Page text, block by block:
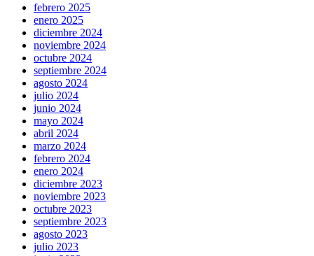
febrero 2025
enero 2025
diciembre 2024
noviembre 2024
octubre 2024
septiembre 2024
agosto 2024
julio 2024
junio 2024
mayo 2024
abril 2024
marzo 2024
febrero 2024
enero 2024
diciembre 2023
noviembre 2023
octubre 2023
septiembre 2023
agosto 2023
julio 2023